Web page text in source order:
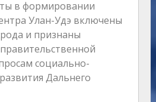
в формировании
Улан-Удэ включены
и признаны
социально-
Дальнего